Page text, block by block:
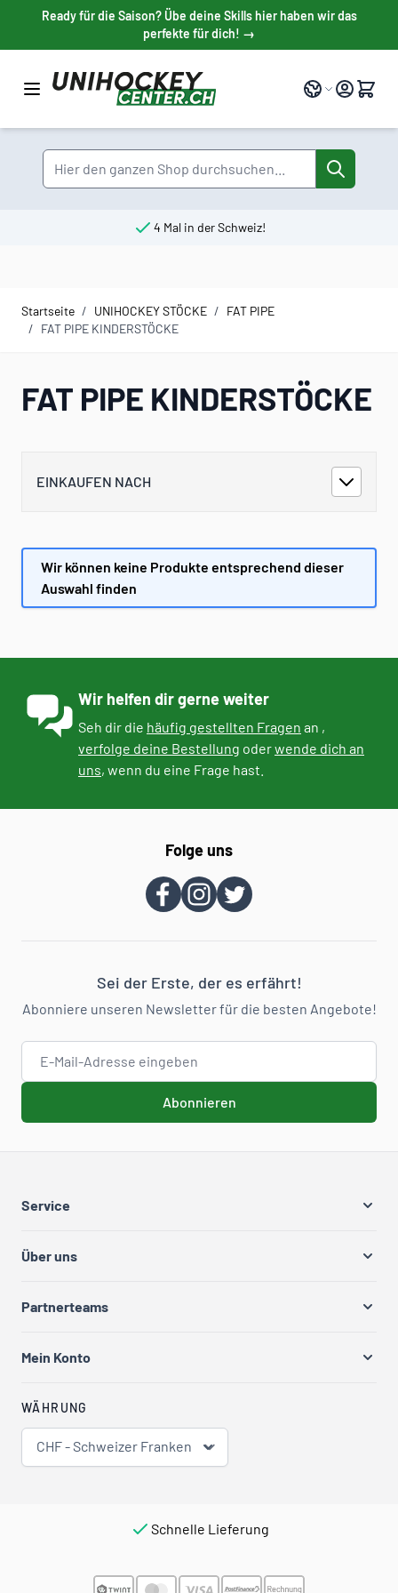
Direkt zum Inhalt
Ready für die Saison? Übe deine Skills hier haben wir das
perfekte für dich! →
Sprache
Suche
4 Mal in der Schweiz!
Startseite / UNIHOCKEY STÖCKE / FAT PIPE
/ FAT PIPE KINDERSTÖCKE
FAT PIPE KINDERSTÖCKE
EINKAUFEN NACH
Wir können keine Produkte entsprechend dieser
Auswahl finden
Wir helfen dir gerne weiter
Seh dir die häufig gestellten Fragen an ,
verfolge deine Bestellung oderwende dich an
uns, wenn du eine Frage hast.
Folge uns
Sei der Erste, der es erfährt!
Abonniere unseren Newsletter für die besten Angebote!
E-Mail-Adresse
Abonnieren
Service
Über uns
Partnerteams
Mein Konto
WÄHRUNG
CHF - Schweizer Franken
Schnelle Lieferung